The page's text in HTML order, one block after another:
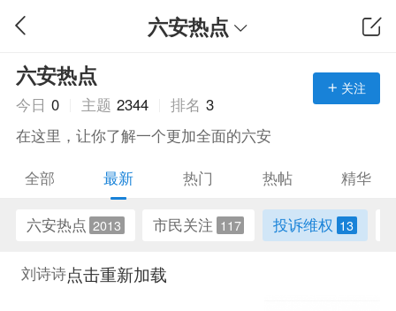
六安热点
关注
六安热点
今日 0 主题 2344 排名 3
在这里，让你了解一个更加全面的六安
全部
最新 热门 热帖 精华
六安热点 2013 市民关注 117 投诉维权 13
刘诗诗点击重新加载